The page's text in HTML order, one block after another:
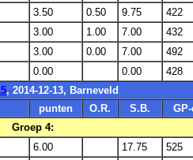
3.50 0.50 9.75
422
3.00 1.00 7.00
432
3.00 0.00 7.00
492
0.00 0.00
428
, 2014-12-13, Barneveld
punten O.R. S.B.
Groep 4:
6.00 17.75
525